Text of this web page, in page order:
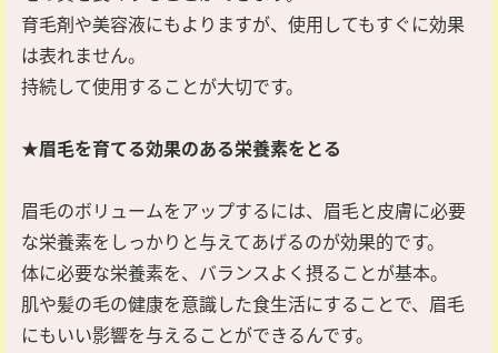
育毛剤や美容液にもよりますが、使用してもすぐに効果
は表れません。
持続して使用することが大切です。
★眉毛を育てる効果のある栄養素をとる
眉毛のボリュームをアップするには、眉毛と皮膚に必要
な栄養素をしっかりと与えてあげるのが効果的です。
体に必要な栄養素を、バランスよく摂ることが基本。
肌や髪の毛の健康を意識した食生活にすることで、眉毛
にもいい影響を与えることができるんです。